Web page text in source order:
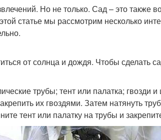
Но не только. Сад – это также
статье мы рассмотрим несколько
от солнца и дождя. Чтобы сделать
трубы; тент или палатка; гвозди
их гвоздями. Затем натянуть
тент или палатку на трубы и